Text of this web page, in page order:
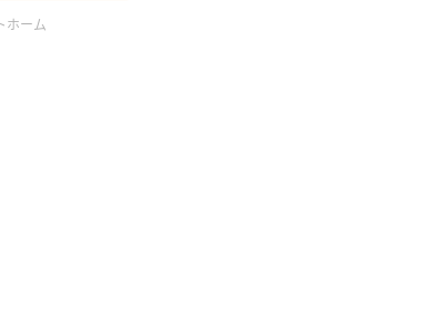
ホーム